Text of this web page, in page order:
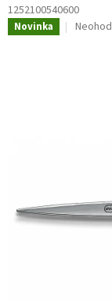
1252100540600
Novinka